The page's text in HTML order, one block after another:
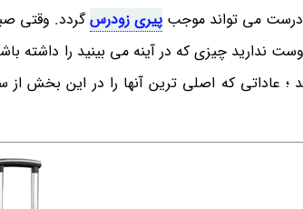
می تواند موجبپیری زودرسگردد. وقتی
ندارید چیزی که در آینه می بینید را داشته
؛ عاداتی که اصلی ترین آنها را در این بخش